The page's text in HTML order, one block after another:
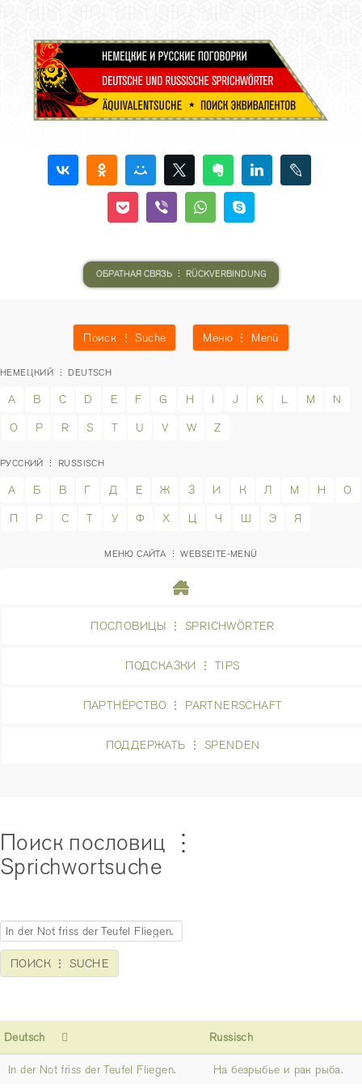
ОБРАТНАЯ СВЯЗЬ ⋮ RÜCKVERBINDUNG
Поиск ⋮ Suche Меню ⋮ Menü
НЕМЕЦКИЙ ⋮ DEUTSCH
A B C D E F G H I J K L M
N
O
P R S T U V W Z
РУССКИЙ ⋮ RUSSISCH
А Б В Г Д Е Ж З И К Л М Н
О
П
Р С Т У Ф Х Ц Ч Ш Э Я
МЕНЮ САЙТА ⋮ WEBSEITE-MENÜ
ПОСЛОВИЦЫ ⋮ SPRICHWÖRTER
ПОДСКАЗКИ ⋮ TIPS
ПАРТНЁРСТВО ⋮ PARTNERSCHAFT
ПОДДЕРЖАТЬ ⋮ SPENDEN
Поиск пословиц ⋮
Sprichwortsuche
Deutsch Russisch
In der Not friss der Teufel Fliegen. На безрыбье и рак рыба.